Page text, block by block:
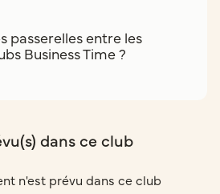
passerelles entre les
Business Time ?
dans ce club
n'est prévu dans ce club